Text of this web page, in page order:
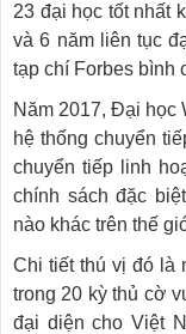
23 đại học tốt nhất
và 6 năm liên tục
tạp chí Forbes bình
Năm 2017, Đại học
hệ thống chuyển
chuyển tiếp linh
chính sách đặc
nào khác trên thế
Chi tiết thú vị đó là
trong 20 kỳ thủ cờ
đại diện cho Việt